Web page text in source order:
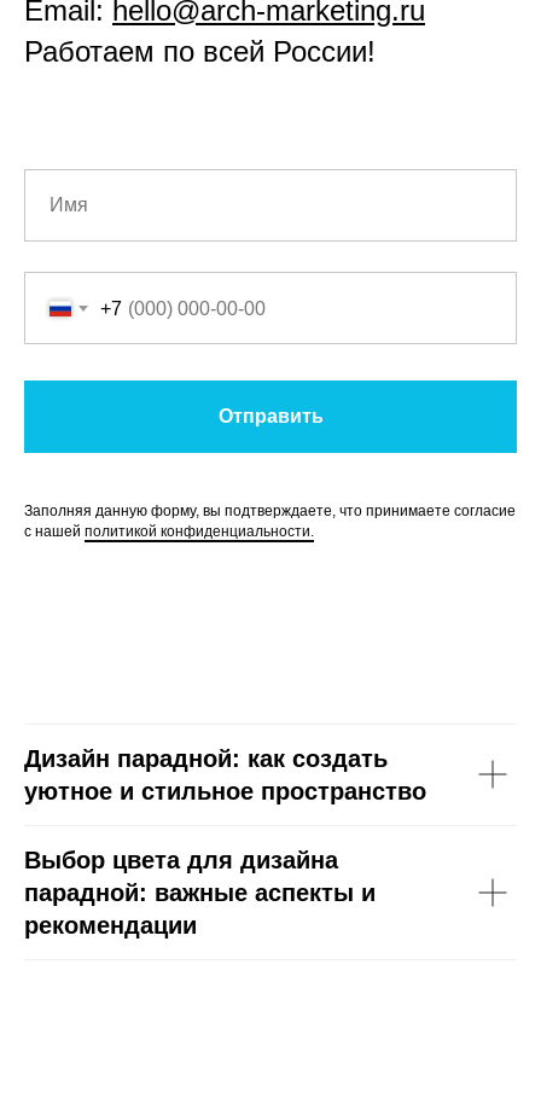
Email: hello@arch-marketing.ru
Работаем по всей России!
+7
Отправить
Заполняя данную форму, вы подтверждаете, что принимаете согласие
с нашей политикой конфиденциальности.
Дизайн парадной: как создать
уютное и стильное пространство
Выбор цвета для дизайна
парадной: важные аспекты и
рекомендации